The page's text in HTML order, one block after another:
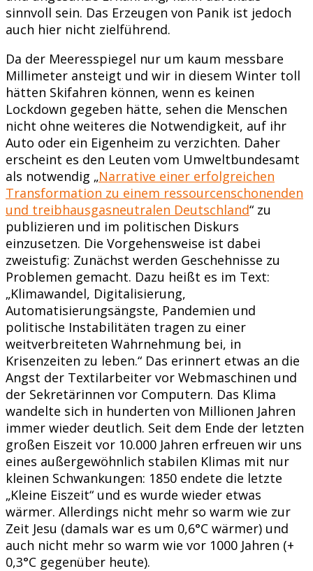
sinnvoll sein. Das Erzeugen von Panik ist jedoch
auch hier nicht zielführend.
Da der Meeresspiegel nur um kaum messbare
Millimeter ansteigt und wir in diesem Winter toll
hätten Skifahren können, wenn es keinen
Lockdown gegeben hätte, sehen die Menschen
nicht ohne weiteres die Notwendigkeit, auf ihr
Auto oder ein Eigenheim zu verzichten. Daher
erscheint es den Leuten vom Umweltbundesamt
als notwendig „Narrative einer erfolgreichen
Transformation zu einem ressourcenschonenden
und treibhausgasneutralen Deutschland“ zu
publizieren und im politischen Diskurs
einzusetzen. Die Vorgehensweise ist dabei
zweistufig: Zunächst werden Geschehnisse zu
Problemen gemacht. Dazu heißt es im Text:
„Klimawandel, Digitalisierung,
Automatisierungsängste, Pandemien und
politische Instabilitäten tragen zu einer
weitverbreiteten Wahrnehmung bei, in
Krisenzeiten zu leben.“ Das erinnert etwas an die
Angst der Textilarbeiter vor Webmaschinen und
der Sekretärinnen vor Computern. Das Klima
wandelte sich in hunderten von Millionen Jahren
immer wieder deutlich. Seit dem Ende der letzten
großen Eiszeit vor 10.000 Jahren erfreuen wir uns
eines außergewöhnlich stabilen Klimas mit nur
kleinen Schwankungen: 1850 endete die letzte
„Kleine Eiszeit“ und es wurde wieder etwas
wärmer. Allerdings nicht mehr so warm wie zur
Zeit Jesu (damals war es um 0,6°C wärmer) und
auch nicht mehr so warm wie vor 1000 Jahren (+
0,3°C gegenüber heute).